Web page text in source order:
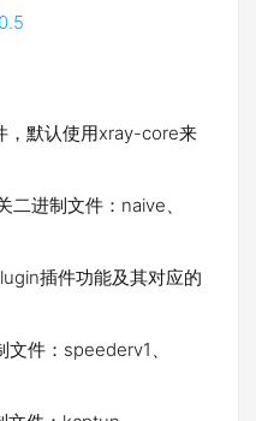
，默认使用xray-core来
进制文件：naive、
插件功能及其对应的
件：speederv1、